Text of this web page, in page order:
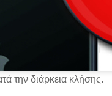
την διάρκεια κλήσης.